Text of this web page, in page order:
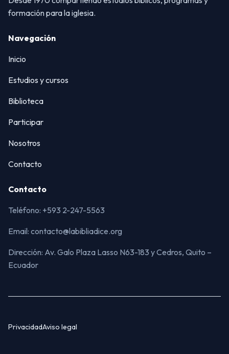
formación para la iglesia.
Navegación
Inicio
Estudios y cursos
Biblioteca
Participar
Nosotros
Contacto
Contacto
Teléfono: +593 2-247-5563
Email: contacto@labibliadice.org
Dirección: Av. Galo Plaza Lasso N63-183 y Cedros, Quito –
Ecuador
PrivacidadAviso legal